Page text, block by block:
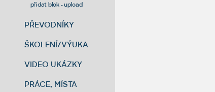
přidat blok - upload
PŘEVODNÍKY
ŠKOLENÍ/VÝUKA
VIDEO UKÁZKY
PRÁCE, MÍSTA